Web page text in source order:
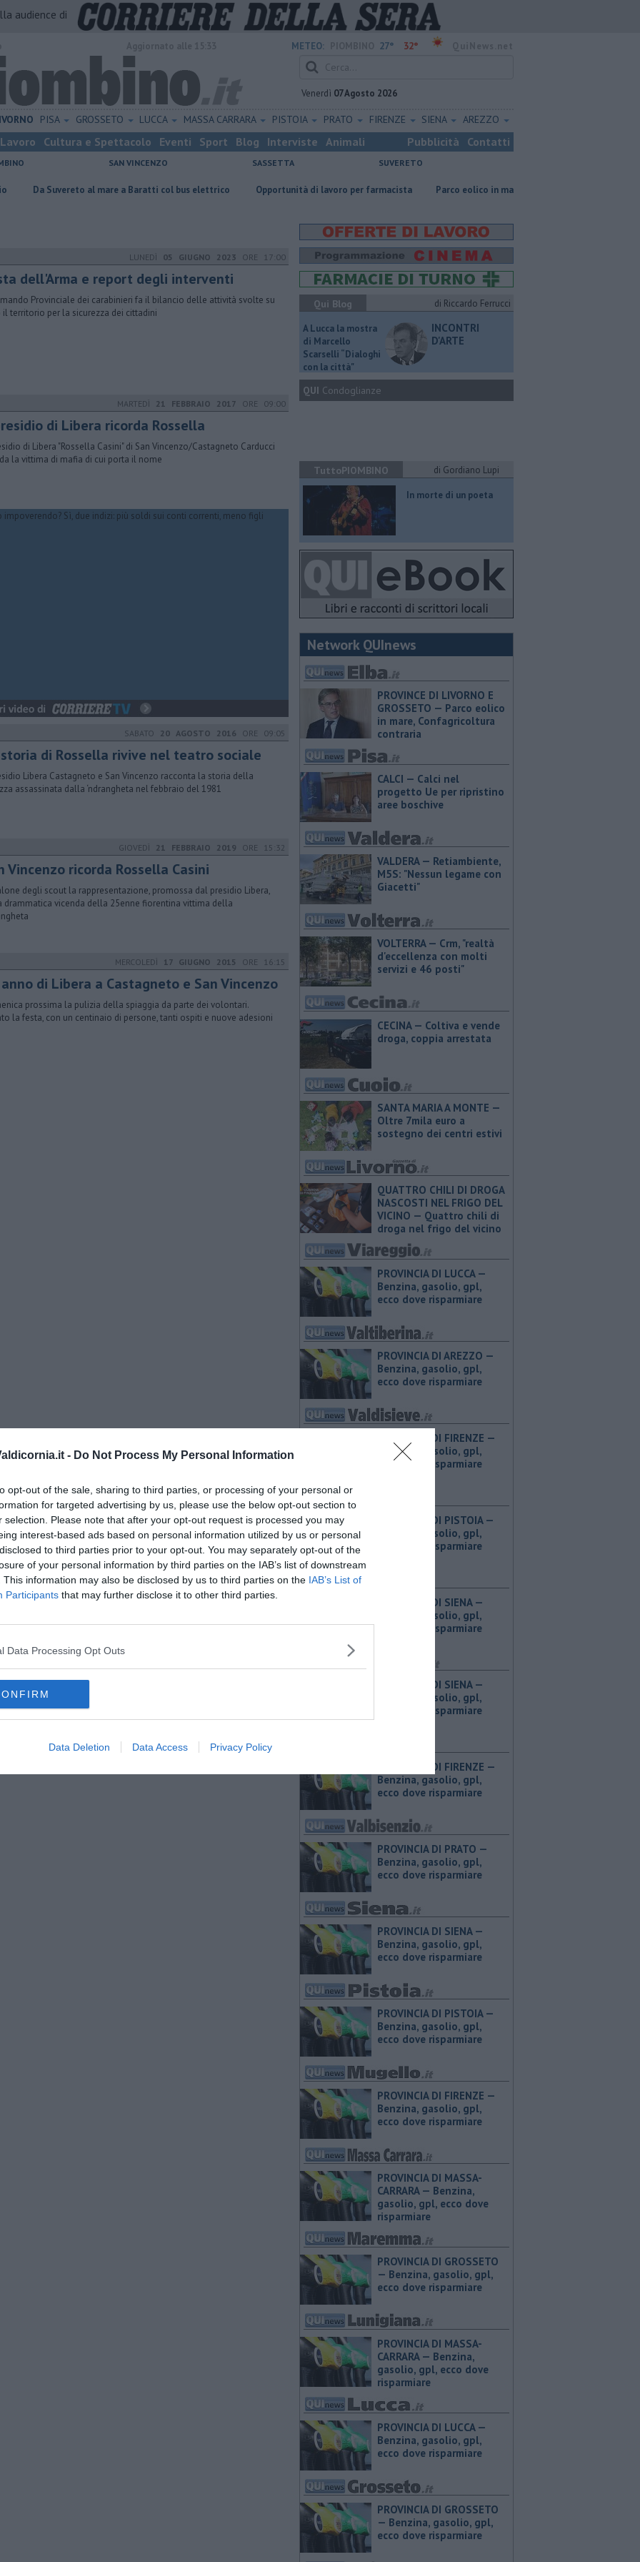
- Do Not Process My Personal Information
opt-out of the sale, sharing to third parties, or processing of your personal or
for targeted advertising by us, please use the below opt-out section to
selection. Please note that after your opt-out request is processed you may
interest-based ads based on personal information utilized by us or personal
to third parties prior to your opt-out. You may separately opt-out of the
of your personal information by third parties on the IAB’s list of downstream
This information may also be disclosed by us to third parties on the IAB’s List of
Participants that may further disclose it to other third parties.
Data Processing Opt Outs
Data Deletion Data Access Privacy Policy
audience di
METEO: 27° 32°
Venerdì 07 Agosto 2026
PISA GROSSETO LUCCA MASSA CARRARA PISTOIA PRATO FIRENZE SIENA AREZZO
Lavoro Cultura e Spettacolo Eventi Sport Blog Interviste Animali Pubblicità Contatti
SAN VINCENZO SASSETTA SUVERETO
al mare a Baratti col bus elettrico Opportunità di lavoro per farmacista Parco eolico in mare, Confagricoltura contraria
LUNEDÌ 05 GIUGNO 2023 ORE 17:00
dell'Arma e report degli interventi
Provinciale dei carabinieri fa il bilancio delle attività svolte su
territorio per la sicurezza dei cittadini
MARTEDÌ 21 FEBBRAIO 2017 ORE 09:00
di Libera ricorda Rossella
di Libera "Rossella Casini" di San Vincenzo/Castagneto Carducci
la vittima di mafia di cui porta il nome
SABATO 20 AGOSTO 2016 ORE 09:05
di Rossella rivive nel teatro sociale
Libera Castagneto e San Vincenzo racconta la storia della
assassinata dalla ‘ndrangheta nel febbraio del 1981
GIOVEDÌ 21 FEBBRAIO 2019 ORE 15:32
Vincenzo ricorda Rossella Casini
degli scout la rappresentazione, promossa dal presidio Libera,
drammatica vicenda della 25enne fiorentina vittima della
MERCOLEDÌ 17 GIUGNO 2015 ORE 16:15
anno di Libera a Castagneto e San Vincenzo
prossima la pulizia della spiaggia da parte dei volontari.
la festa, con un centinaio di persone, tanti ospiti e nuove adesioni
Qui Blog di Riccardo Ferrucci
A Lucca la mostra
di Marcello
Scarselli “Dialoghi
con la città"
INCONTRI
D'ARTE
QUI Condoglianze
TuttoPIOMBINO di Gordiano Lupi
In morte di un poeta
Network QUInews
PROVINCE DI LIVORNO E
GROSSETO — Parco eolico
in mare, Confagricoltura
contraria
CALCI — Calci nel
progetto Ue per ripristino
aree boschive
VALDERA — Retiambiente,
M5S: "Nessun legame con
Giacetti"
VOLTERRA — Crm, "realtà
d'eccellenza con molti
servizi e 46 posti"
CECINA — Coltiva e vende
droga, coppia arrestata
SANTA MARIA A MONTE —
Oltre 7mila euro a
sostegno dei centri estivi
QUATTRO CHILI DI DROGA
NASCOSTI NEL FRIGO DEL
VICINO — Quattro chili di
droga nel frigo del vicino
PROVINCIA DI LUCCA — ​
Benzina, gasolio, gpl,
ecco dove risparmiare
PROVINCIA DI AREZZO — ​
Benzina, gasolio, gpl,
ecco dove risparmiare
PROVINCIA DI FIRENZE — ​
Benzina, gasolio, gpl,
ecco dove risparmiare
PROVINCIA DI PISTOIA — ​
Benzina, gasolio, gpl,
ecco dove risparmiare
PROVINCIA DI SIENA — ​
Benzina, gasolio, gpl,
ecco dove risparmiare
PROVINCIA DI SIENA — ​
Benzina, gasolio, gpl,
ecco dove risparmiare
PROVINCIA DI FIRENZE — ​
Benzina, gasolio, gpl,
ecco dove risparmiare
PROVINCIA DI PRATO — ​
Benzina, gasolio, gpl,
ecco dove risparmiare
PROVINCIA DI SIENA — ​
Benzina, gasolio, gpl,
ecco dove risparmiare
PROVINCIA DI PISTOIA — ​
Benzina, gasolio, gpl,
ecco dove risparmiare
PROVINCIA DI FIRENZE — ​
Benzina, gasolio, gpl,
ecco dove risparmiare
PROVINCIA DI MASSA-
CARRARA — ​Benzina,
gasolio, gpl, ecco dove
risparmiare
PROVINCIA DI GROSSETO
— ​Benzina, gasolio, gpl,
ecco dove risparmiare
PROVINCIA DI MASSA-
CARRARA — ​Benzina,
gasolio, gpl, ecco dove
risparmiare
PROVINCIA DI LUCCA — ​
Benzina, gasolio, gpl,
ecco dove risparmiare
PROVINCIA DI GROSSETO
— ​Benzina, gasolio, gpl,
ecco dove risparmiare